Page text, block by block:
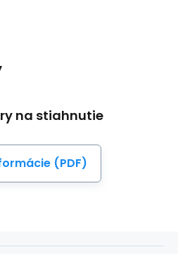
na stiahnutie
(PDF)